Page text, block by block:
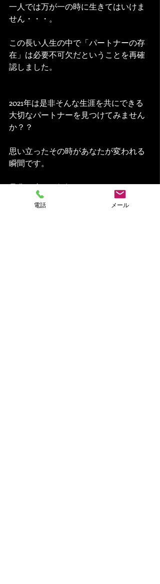
一人では万が一の時に生きてはいけま
せん・・・。
この長い人生の中で「パートナーの存
在」は必要不可欠だということを再確
認しました。
2021年は是非そんな生涯を共にできる
大切なパートナーを見つけてみません
か？？
思い立ったその時があなたが変われる
瞬間です。
是非一度、お気軽にいいとも！までご
連絡ください☆
電話 メール